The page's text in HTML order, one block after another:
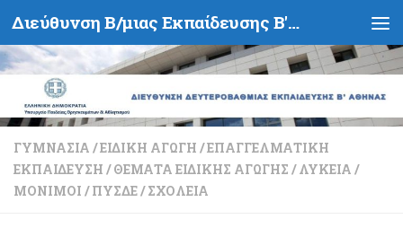
Skip to content Διεύθυνση Β/μιας Εκπαίδευσης Β' Αθήνας - Υπουργείο Παιδείας, Θρησκευμάτων και Αθλητισμού- Ελληνική Δημοκρατία
ΓΥΜΝΆΣΙΑ /ΕΙΔΙΚΉ ΑΓΩΓΉ /ΕΠΑΓΓΕΛΜΑΤΙΚΉ
ΕΚΠΑΊΔΕΥΣΗ / ΘΈΜΑΤΑ ΕΙΔΙΚΉΣ ΑΓΩΓΉΣ / ΛΎΚΕΙΑ /
ΜΌΝΙΜΟΙ / ΠΥΣΔΕ/ ΣΧΟΛΕΊΑ